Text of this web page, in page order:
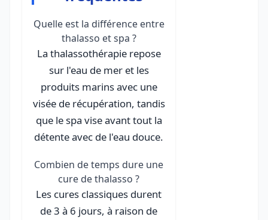
Quelle est la différence entre
thalasso et spa ?
La thalassothérapie repose
sur l'eau de mer et les
produits marins avec une
visée de récupération, tandis
que le spa vise avant tout la
détente avec de l'eau douce.
Combien de temps dure une
cure de thalasso ?
Les cures classiques durent
de 3 à 6 jours, à raison de